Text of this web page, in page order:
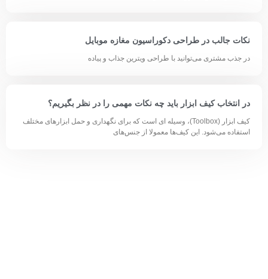
نکات جالب در طراحی دکوراسیون مغازه موبایل
در جذب مشتری می‌توانید با طراحی ویترین جذاب و پیاده
در انتخاب کیف ابزار باید چه نکات مهمی را در نظر بگیریم؟
کیف ابزار (Toolbox)، وسیله ای است که برای نگهداری و حمل ابزارهای مختلف
استفاده می‌شود. این کیف‌ها معمولا از جنس‌های